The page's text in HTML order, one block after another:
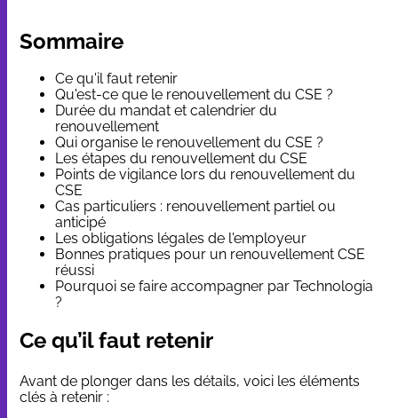
Sommaire
Ce qu'il faut retenir
Qu'est-ce que le renouvellement du CSE ?
Durée du mandat et calendrier du
renouvellement
Qui organise le renouvellement du CSE ?
Les étapes du renouvellement du CSE
Points de vigilance lors du renouvellement du
CSE
Cas particuliers : renouvellement partiel ou
anticipé
Les obligations légales de l'employeur
Bonnes pratiques pour un renouvellement CSE
réussi
Pourquoi se faire accompagner par Technologia
?
Ce qu’il faut retenir
Avant de plonger dans les détails, voici les éléments
clés à retenir :